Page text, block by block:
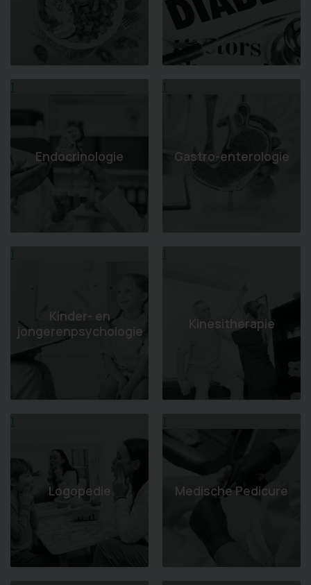
1
Endocrinologie
1
Gastro-enterologie
1
Kinder- en
jongerenpsychologie
1
Kinesitherapie
1
Logopedie
1
Medische Pedicure